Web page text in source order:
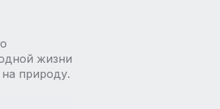
жизни
природу.